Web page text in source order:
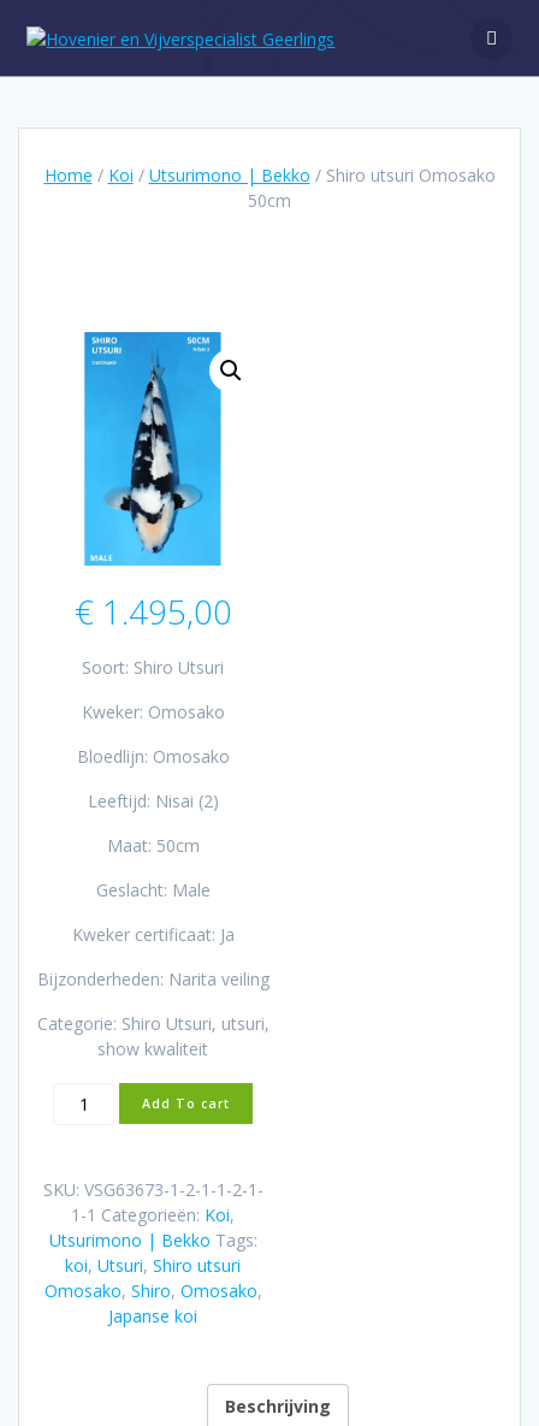
naar
Home / Koi / Utsurimono | Bekko / Shiro utsuri Omosako
50cm
€1.495,00
Soort: Shiro Utsuri
Kweker: Omosako
Bloedlijn: Omosako
Leeftijd: Nisai (2)
Maat: 50cm
Geslacht: Male
Kweker certificaat: Ja
Bijzonderheden: Narita veiling
Categorie: Shiro Utsuri, utsuri,
show kwaliteit
Shiro
utsuri
aantal
Add To cart
SKU: VSG63673-1-2-1-1-2-1-
1-1 Categorieën: Koi,
Utsurimono | Bekko Tags:
koi, Utsuri, Shiro utsuri
Omosako, Shiro, Omosako,
Japanse koi
Beschrijving